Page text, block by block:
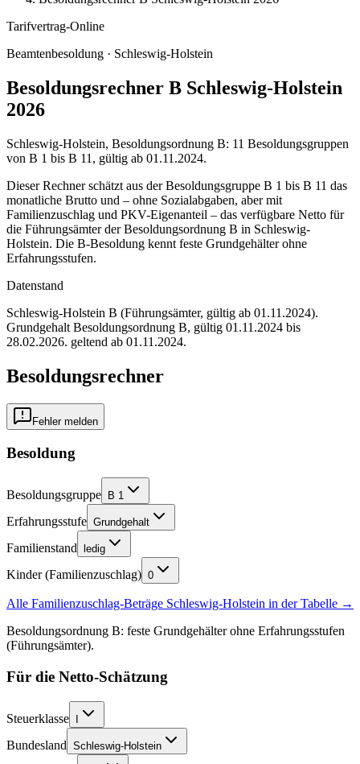
Tarifvertrag-Online
Beamtenbesoldung · Schleswig-Holstein
Besoldungsrechner B Schleswig-Holstein
2026
Schleswig-Holstein, Besoldungsordnung B: 11 Besoldungsgruppen
von B 1 bis B 11, gültig ab 01.11.2024.
Dieser Rechner schätzt aus der Besoldungsgruppe B 1 bis B 11 das
monatliche Brutto und – ohne Sozialabgaben, aber mit
Familienzuschlag und PKV-Eigenanteil – das verfügbare Netto für
die Führungsämter der Besoldungsordnung B in Schleswig-
Holstein. Die B-Besoldung kennt feste Grundgehälter ohne
Erfahrungsstufen.
Datenstand
Schleswig-Holstein B (Führungsämter, gültig ab 01.11.2024).
Grundgehalt Besoldungsordnung B, gültig 01.11.2024 bis
28.02.2026. geltend ab 01.11.2024.
Besoldungsrechner
Fehler melden
Besoldung
Besoldungsgruppe B 1
Erfahrungsstufe Grundgehalt
Familienstand ledig
Kinder (Familienzuschlag) 0
Alle Familienzuschlag-Beträge Schleswig-Holstein in der Tabelle →
Besoldungsordnung B: feste Grundgehälter ohne Erfahrungsstufen
(Führungsämter).
Für die Netto-Schätzung
Steuerklasse I
Bundesland Schleswig-Holstein